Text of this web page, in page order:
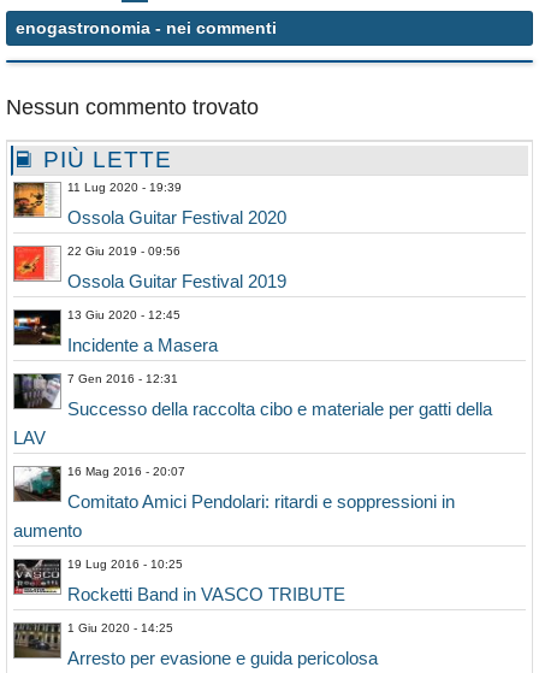
enogastronomia - nei commenti
Nessun commento trovato
PIÙ LETTE
11 Lug 2020 - 19:39
Ossola Guitar Festival 2020
22 Giu 2019 - 09:56
Ossola Guitar Festival 2019
13 Giu 2020 - 12:45
Incidente a Masera
7 Gen 2016 - 12:31
Successo della raccolta cibo e materiale per gatti della
LAV
16 Mag 2016 - 20:07
Comitato Amici Pendolari: ritardi e soppressioni in
aumento
19 Lug 2016 - 10:25
Rocketti Band in VASCO TRIBUTE
1 Giu 2020 - 14:25
Arresto per evasione e guida pericolosa